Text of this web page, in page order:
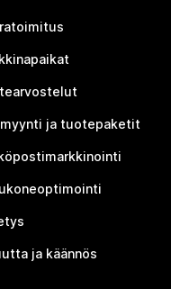
ja tuotepaketit
ja käännös